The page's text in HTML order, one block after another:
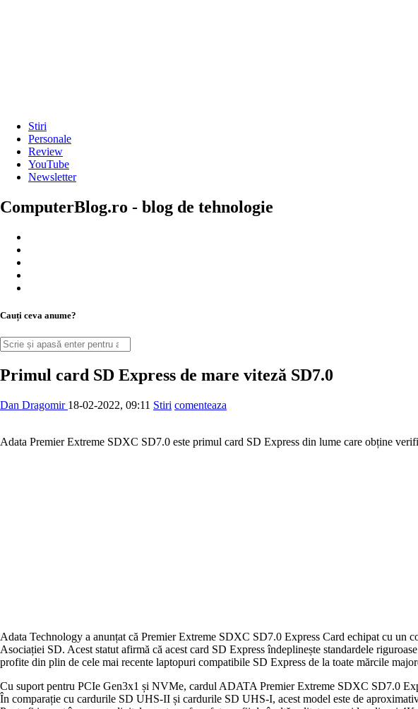
Stiri
Personale
Review
YouTube
Newsletter
ComputerBlog.ro - blog de tehnologie
Cauți ceva anume?
Primul card SD Express de mare viteză SD7.0
Dan Dragomir 18-02-2022, 09:11 Stiri comenteaza
Adata Premier Extreme SDXC SD7.0 este primul card SD Express din lume care obține
Adata Technology a anunțat că Premier Extreme SDXC SD7.0 Express Card echipat cu
Asociației SD. Acest statut afirmă că acest card SD Express îndeplinește standardele
profite din plin de cele mai recente laptopuri compatibile SD Express de la toate mărcile
Cu suport pentru PCIe Gen3x1 și NVMe, cardul ADATA Premier Extreme SDXC SD7.0
În comparație cu cardurile SD UHS-II și cardurile SD UHS-I, acest model este de